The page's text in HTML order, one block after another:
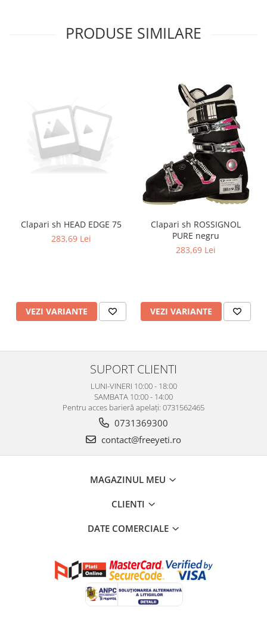
PRODUSE SIMILARE
Clapari sh HEAD EDGE 75
283,69 Lei
VEZI VARIANTE
Clapari sh ROSSIGNOL
PURE negru
283,69 Lei
VEZI VARIANTE
SUPORT CLIENTI
LUNI-VINERI 10:00 - 18:00
SAMBATA 10:00 - 14:00
Pentru acces barieră apelați: 0731562465
0731369300
contact@freeyeti.ro
MAGAZINUL MEU
CLIENTI
DATE COMERCIALE